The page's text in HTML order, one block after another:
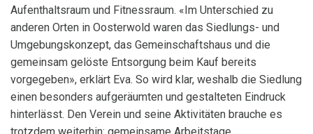
Aufenthaltsraum und Fitnessraum. «Im Unterschied zu
anderen Orten in Oosterwold waren das Siedlungs- und
Umgebungskonzept, das Gemeinschaftshaus und die
gemeinsam gelöste Entsorgung beim Kauf bereits
vorgegeben», erklärt Eva. So wird klar, weshalb die Siedlung
einen besonders aufgeräumten und gestalteten Eindruck
hinterlässt. Den Verein und seine Aktivitäten brauche es